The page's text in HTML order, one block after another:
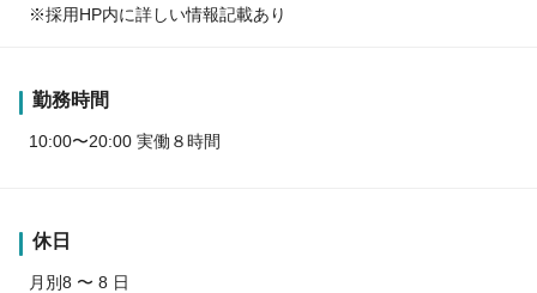
※採用HP内に詳しい情報記載あり
勤務時間
10:00〜20:00 実働８時間
休日
月別8 〜 8 日